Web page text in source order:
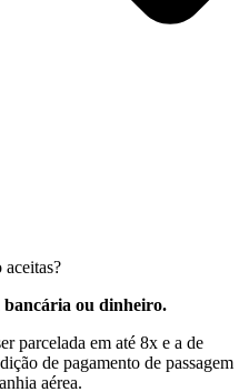
aceitas?
ou dinheiro.
parcelada em até 8x e a de
de pagamento de passagem
aérea.